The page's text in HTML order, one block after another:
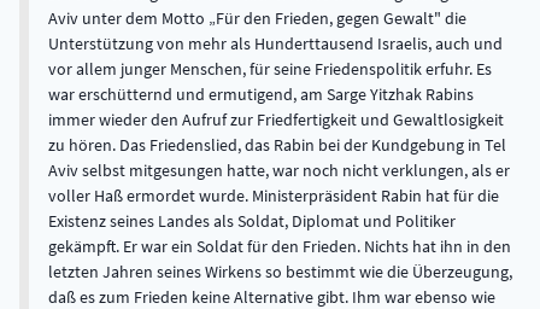
Aviv unter dem Motto „Für den Frieden, gegen Gewalt" die
Unterstützung von mehr als Hunderttausend Israelis, auch und
vor allem junger Menschen, für seine Friedenspolitik erfuhr. Es
war erschütternd und ermutigend, am Sarge Yitzhak Rabins
immer wieder den Aufruf zur Friedfertigkeit und Gewaltlosigkeit
zu hören. Das Friedenslied, das Rabin bei der Kundgebung in Tel
Aviv selbst mitgesungen hatte, war noch nicht verklungen, als er
voller Haß ermordet wurde. Ministerpräsident Rabin hat für die
Existenz seines Landes als Soldat, Diplomat und Politiker
gekämpft. Er war ein Soldat für den Frieden. Nichts hat ihn in den
letzten Jahren seines Wirkens so bestimmt wie die Überzeugung,
daß es zum Frieden keine Alternative gibt. Ihm war ebenso wie